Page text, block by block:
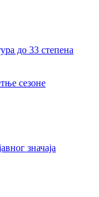
до 33 степена
сезоне
значаја